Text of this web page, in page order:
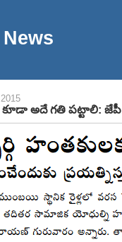
కూడా అదే గతి పట్టాలి: జేపీ